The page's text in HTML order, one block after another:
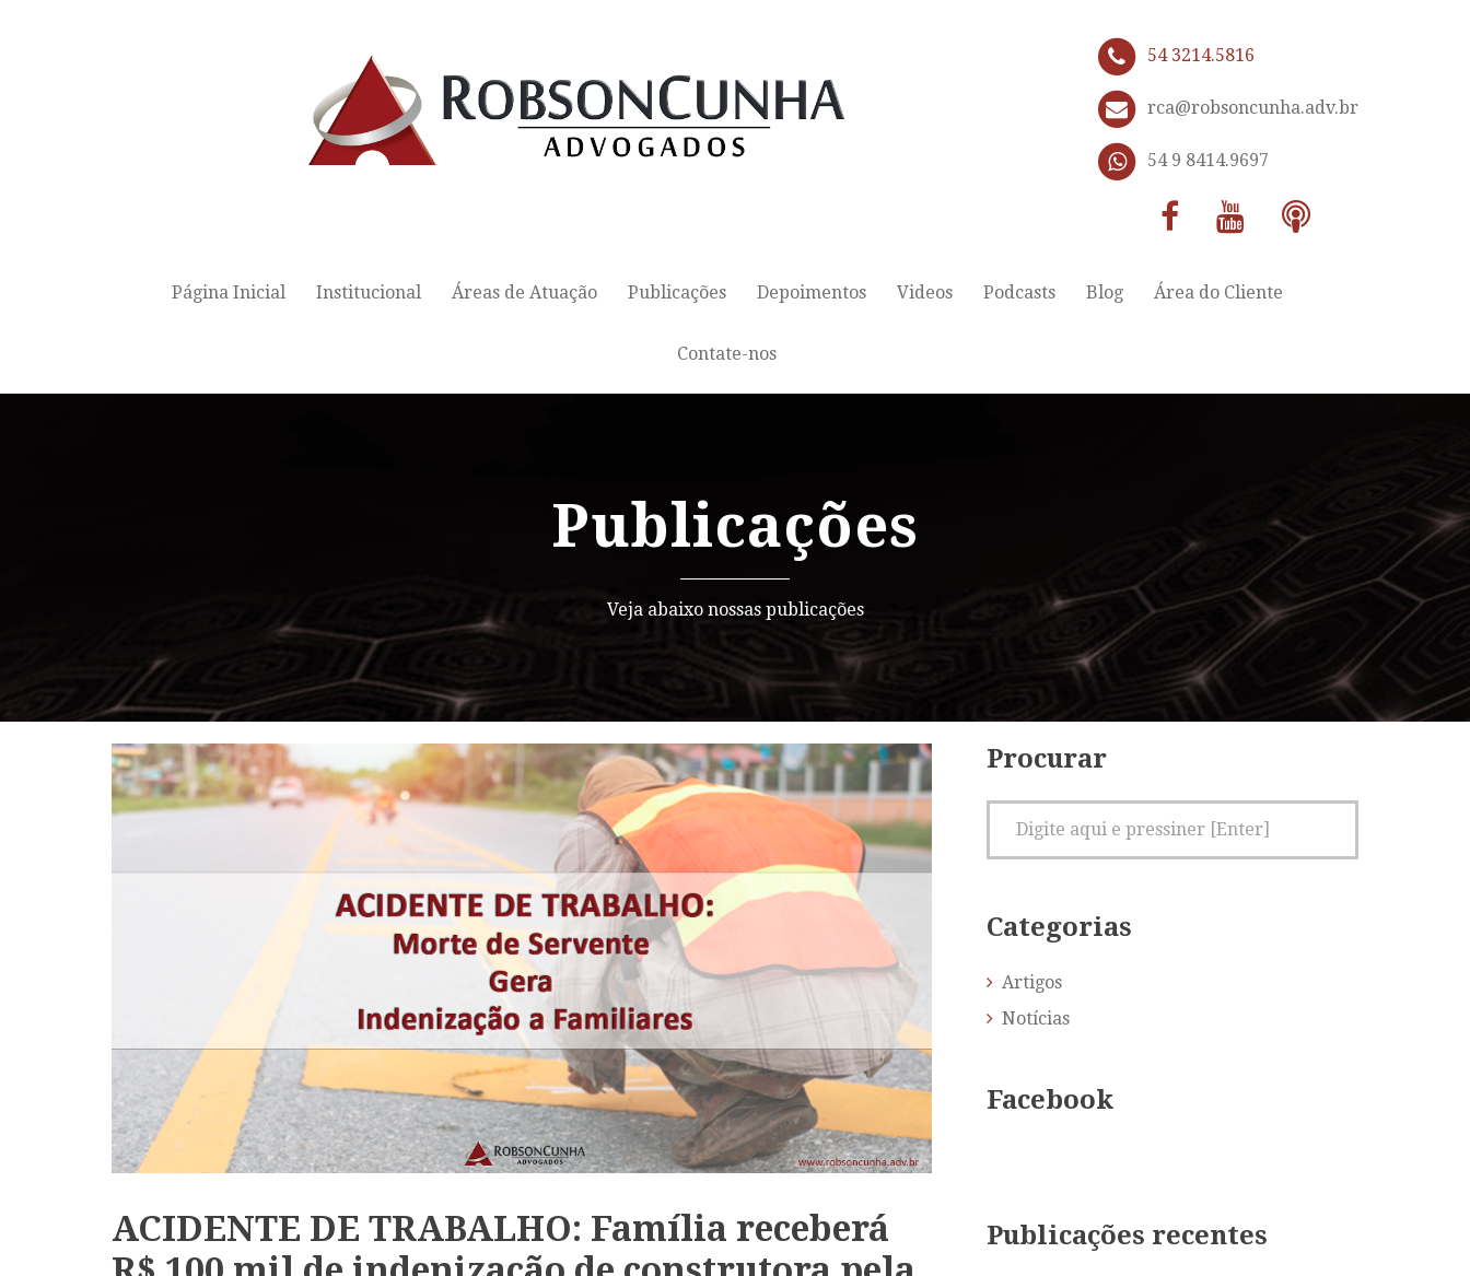
54 3214.5816
rca@robsoncunha.adv.br
54 9 8414.9697
Página Inicial Institucional Áreas de Atuação Publicações Depoimentos Videos Podcasts Blog Área do Cliente
Contate-nos
Publicações
Veja abaixo nossas publicações
ACIDENTE DE TRABALHO: Família receberá
Procurar
Categorias
Artigos
Notícias
Facebook
Publicações recentes